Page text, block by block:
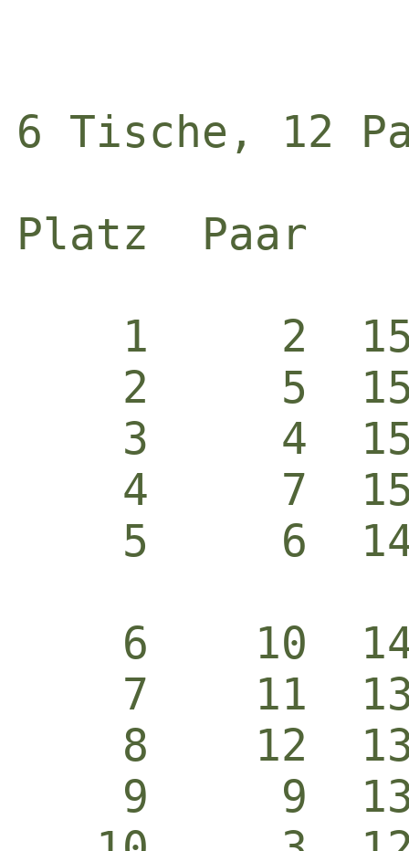
6 Tische, 12
Platz  Paar
1     2
2     5
3     4
4     7
5     6
6    10
7    11
8    12
9     9